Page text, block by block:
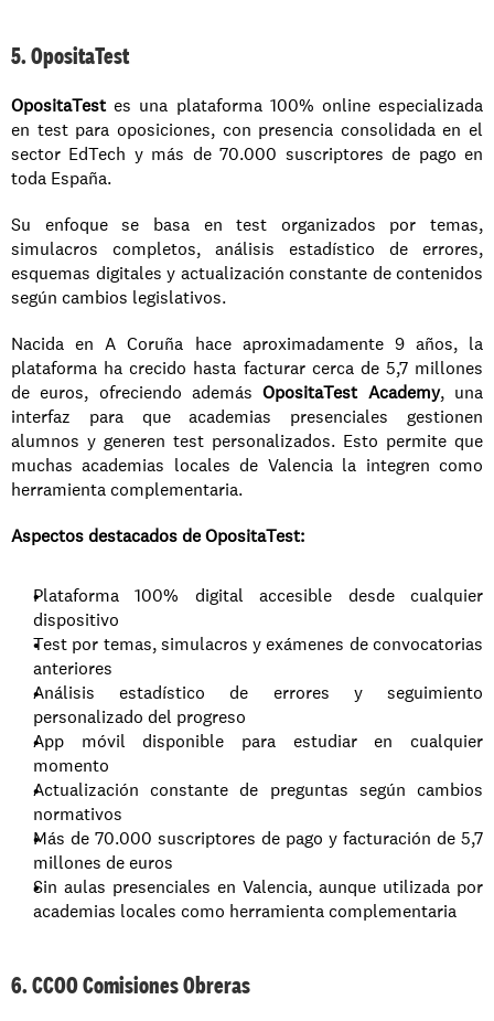
5. OpositaTest
OpositaTest es una plataforma 100% online especializada
en test para oposiciones, con presencia consolidada en el
sector EdTech y más de 70.000 suscriptores de pago en
toda España.
Su enfoque se basa en test organizados por temas,
simulacros completos, análisis estadístico de errores,
esquemas digitales y actualización constante de contenidos
según cambios legislativos.
Nacida en A Coruña hace aproximadamente 9 años, la
plataforma ha crecido hasta facturar cerca de 5,7 millones
de euros, ofreciendo además OpositaTest Academy, una
interfaz para que academias presenciales gestionen
alumnos y generen test personalizados. Esto permite que
muchas academias locales de Valencia la integren como
herramienta complementaria.
Aspectos destacados de OpositaTest:
Plataforma 100% digital accesible desde cualquier
dispositivo
Test por temas, simulacros y exámenes de convocatorias
anteriores
Análisis estadístico de errores y seguimiento
personalizado del progreso
App móvil disponible para estudiar en cualquier
momento
Actualización constante de preguntas según cambios
normativos
Más de 70.000 suscriptores de pago y facturación de 5,7
millones de euros
Sin aulas presenciales en Valencia, aunque utilizada por
academias locales como herramienta complementaria
6. CCOO Comisiones Obreras